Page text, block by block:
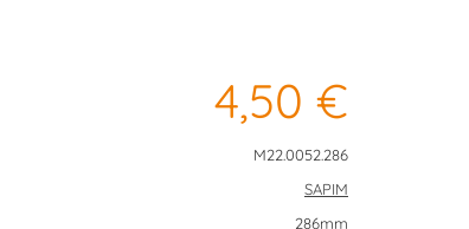
4,50 €
M22.0052.286
SAPIM
286mm